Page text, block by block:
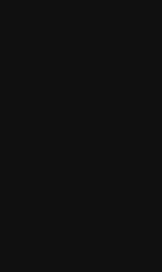
Ваш смартфон навіть під
на кожному
для iPhone з різних